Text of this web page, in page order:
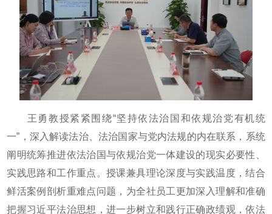
王勇教授紧紧围绕“坚持依法治国和依规治党有机统
一”，深入解读法治、法治国家与党内法规的内在联系，系统
阐明统筹推进依法治国与依规治党一体建设的现实必要性、
实践思路和工作重点。授课兼具理论深度与实践温度，结合
鲜活案例剖析重难点问题，为全社员工更加深入理解和准确
把握习近平法治思想，进一步树立和践行正确政绩观，依法